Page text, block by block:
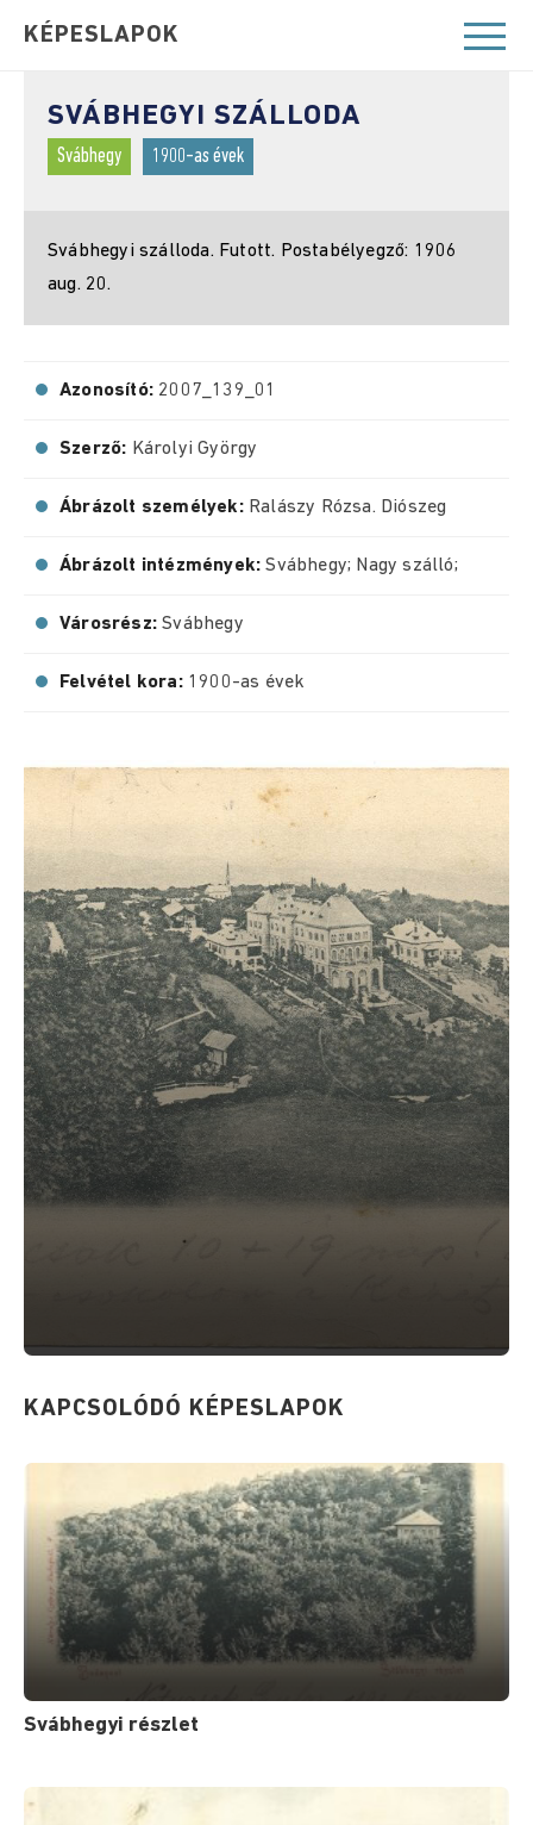
KÉPESLAPOK
SVÁBHEGYI SZÁLLODA
Svábhegy 1900-as évek
Svábhegyi szálloda. Futott. Postabélyegző: 1906
aug. 20.
Azonosító: 2007_139_01
Szerző: Károlyi György
Ábrázolt személyek: Ralászy Rózsa. Diószeg
Ábrázolt intézmények:Svábhegy; Nagy szálló;
Városrész:Svábhegy
Felvétel kora: 1900-as évek
KAPCSOLÓDÓ KÉPESLAPOK
Svábhegyi részlet